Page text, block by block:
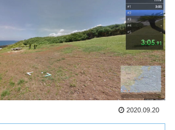
2020.09.20